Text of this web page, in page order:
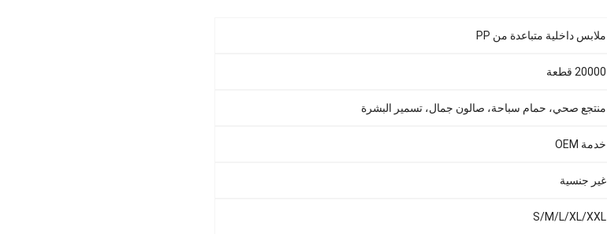
ملابس داخلية متباعدة من PP
20000 قطعة
منتجع صحي، حمام سباحة، صالون جمال، تسمير البشرة
خدمة OEM
غير جنسية
S/M/L/XL/XXL